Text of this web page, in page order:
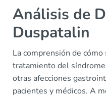
Análisis de
Duspatalin
La comprensión de
tratamiento del
otras afecciones
pacientes y médicos. A